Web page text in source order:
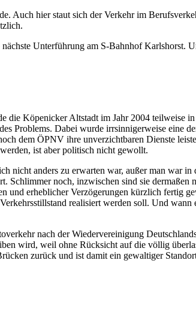
hier staut sich der Verkehr im
Unterführung am S-Bahnhof Karlshorst.
Köpenicker Altstadt im Jahr 2004 teilweise
Problems. Dabei wurde irrsinnigerweise eine
dem ÖPNV ihre unverzichtbaren Dienste
ist aber politisch nicht gewollt.
nicht anders zu erwarten war, außer man war
noch, inzwischen sind sie dermaßen
und erheblicher Verzögerungen kürzlich fertig
realisiert werden soll. Und wann
nach der Wiedervereinigung
wird, weil ohne Rücksicht auf die völlig
zurück und ist damit ein gewaltiger